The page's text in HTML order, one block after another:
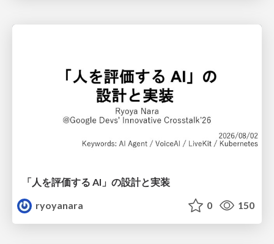
「人を評価する AI」の 設計と実装
ryoyanara
0 150